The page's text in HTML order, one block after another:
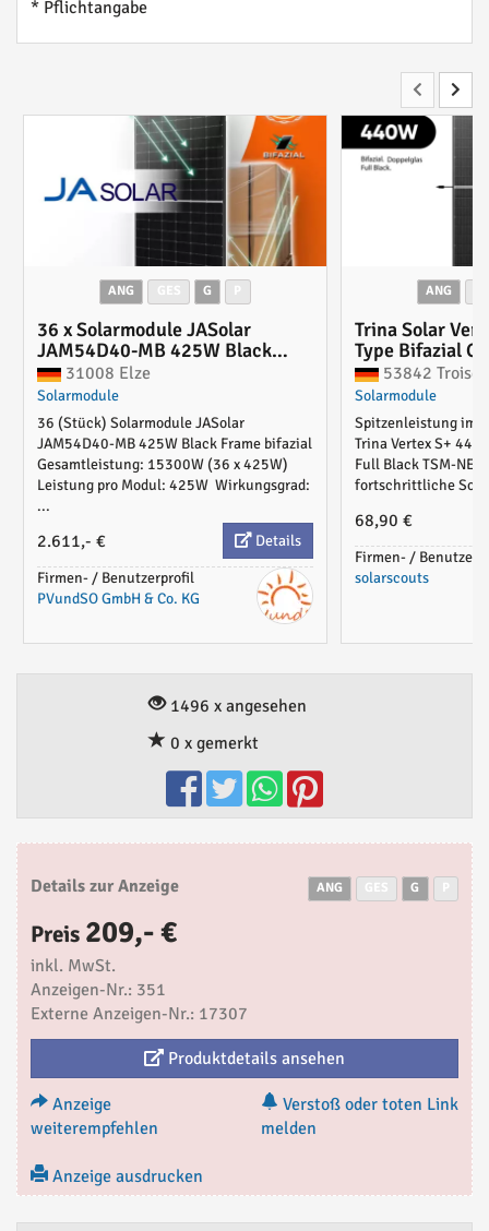
* Pflichtangabe
ANG G
36 x Solarmodule JASolar
JAM54D40-MB 425W Black
Frame bifazial
31008 Elze
Solarmodule
36 (Stück) Solarmodule JASolar
JAM54D40-MB 425W Black Frame bifazial
Gesamtleistung: 15300W (36 x 425W)
Leistung pro Modul: 425W Wirkungsgrad:
...
2.611,- €
Details
Firmen- / Benutzerprofil
PVundSO GmbH & Co. KG
ANG
Trina Solar
Type Bifazial
Black TSM-
53842
Solarmodule
Spitzenleistung im
Trina Vertex S+
Full Black TSM-
fortschrittliche
68,90 €
Firmen- /
solarscouts
1496 x angesehen
0 x gemerkt
Details zur Anzeige ANG G
Preis 209,- €
inkl. MwSt.
Anzeigen-Nr.: 351
Externe Anzeigen-Nr.: 17307
Produktdetails ansehen
Anzeige
weiterempfehlen
Verstoß oder toten Link
melden
Anzeige ausdrucken